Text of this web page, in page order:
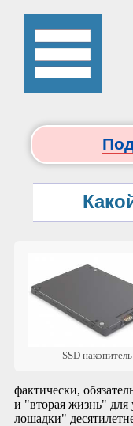
SSD накопитель
фактически,
и "вторая жизнь" для
лошадки"